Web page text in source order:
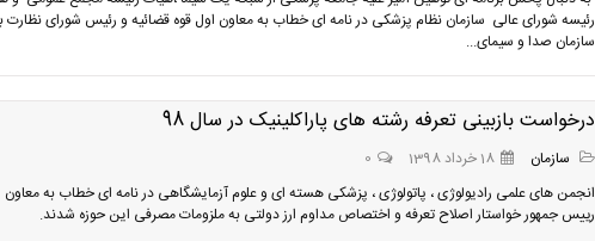
رئیسه شورای عالی سازمان نظام پزشکی در نامه ای خطاب به معاون اول قوه قضائیه و رئیس شورای نظارت
سازمان صدا و سیمای...
درخواست بازبینی تعرفه رشته های پاراکلینیک در سال 98
سازمان 18 خرداد 1398
0
انجمن های علمی رادیولوژی ، پاتولوژی ، پزشکی هسته ای و علوم آزمایشگاهی در نامه ای خطاب به معاون
رییس جمهور خواستار اصلاح تعرفه و اختصاص مداوم ارز دولتی به ملزومات مصرفی این حوزه شدند.